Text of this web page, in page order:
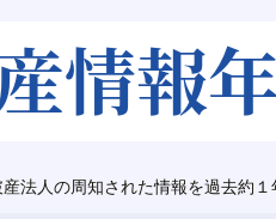
法人の周知された情報を過去約